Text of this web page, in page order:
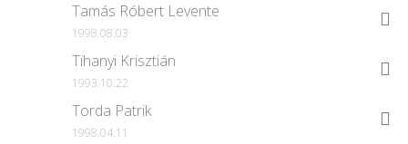
Tamás Róbert Levente
1998.08.03
Tihanyi Krisztián
1993.10.22
Torda Patrik
1998.04.11